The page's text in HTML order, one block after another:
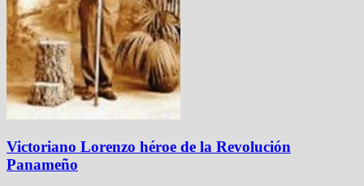
Victoriano Lorenzo héroe de la Revolución
Panameño